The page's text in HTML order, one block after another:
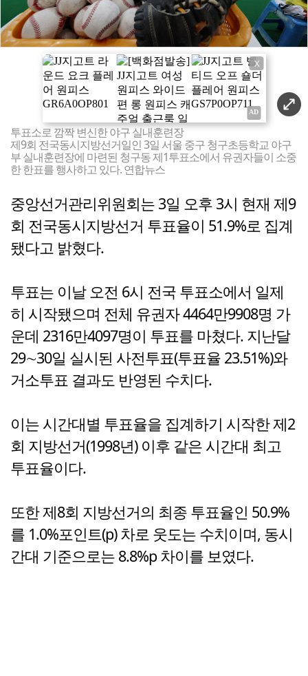
X
투표소로 깜짝 변신한 야구 실내훈련장
제9회 전국동시지방선거일인 3일 서울 중구 청구초등학교 야구
부 실내훈련장에 마련된 청구동 제1투표소에서 유권자들이 소중
한 한표를 행사하고 있다. 연합뉴스
중앙선거관리위원회는 3일 오후 3시 현재 제9
회 전국동시지방선거 투표율이 51.9%로 집계
됐다고 밝혔다.
투표는 이날 오전 6시 전국 투표소에서 일제
히 시작됐으며 전체 유권자 4464만9908명 가
운데 2316만4097명이 투표를 마쳤다. 지난달
29∼30일 실시된 사전투표(투표율 23.51%)와
거소투표 결과도 반영된 수치다.
이는 시간대별 투표율을 집계하기 시작한 제2
회 지방선거(1998년) 이후 같은 시간대 최고
투표율이다.
또한 제8회 지방선거의 최종 투표율인 50.9%
를 1.0%포인트(p) 차로 웃도는 수치이며, 동시
간대 기준으로는 8.8%p 차이를 보였다.